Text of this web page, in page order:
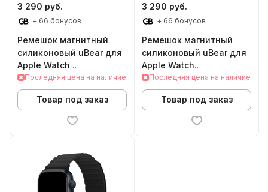
3 290 руб.
+ 66 бонусов
Ремешок магнитный
силиконовый uBear для
Apple Watch
38/40/41/42mm (S/M,
салатовый/белый)
Последняя цена на наличие
Товар под заказ
3 290 руб.
+ 66 бонусов
Ремешок магнитный
силиконовый uBear для
Apple Watch
38/40/41/42mm (S/M,
розовый/белый)
Последняя цена на наличие
Товар под заказ